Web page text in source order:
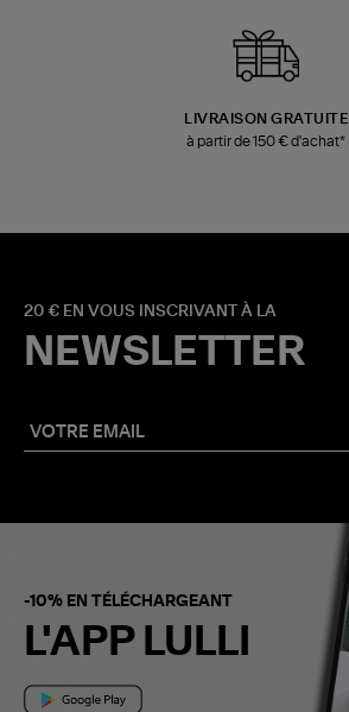
LIVRAISON GRATUITE
à partir de 150 € d'achat*
20 € EN VOUS INSCRIVANT À LA
NEWSLETTER
-10% EN TÉLÉCHARGEANT
L'APP LULLI